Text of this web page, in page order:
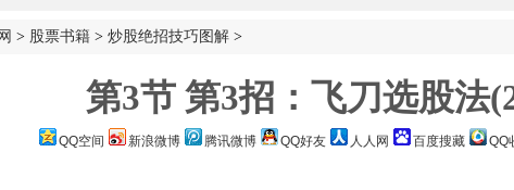
> 股票书籍 > 炒股绝招技巧图解 >
第3节 第3招：飞刀选股法
QQ空间 新浪微博 腾讯微博 QQ好友 人人网 百度搜藏 QQ